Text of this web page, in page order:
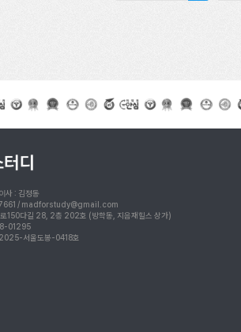
사 : 김정동
7661 / madforstudy@gmail.com
로150다길 28, 2층 202호 (방학동, 지음재힐스 상가)
01295
2025-서울도봉-0418호